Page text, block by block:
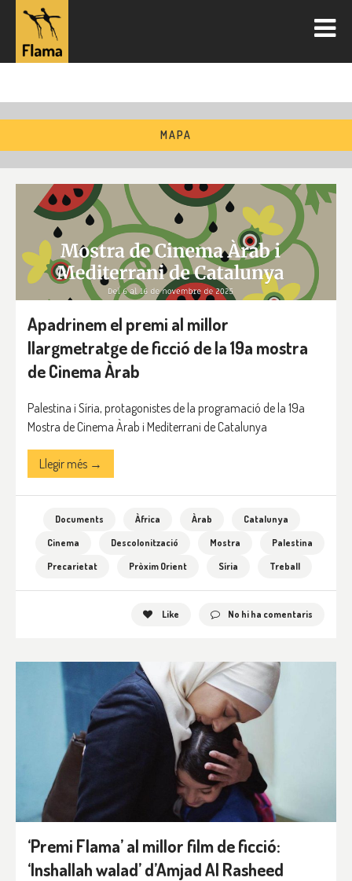
MAPA
Apadrinem el premi al millor
llargmetratge de ficció de la 19a mostra
de Cinema Àrab
Palestina i Síria, protagonistes de la programació de la 19a
Mostra de Cinema Àrab i Mediterrani de Catalunya
Llegir més →
Documents Àfrica Àrab
Catalunya
Cinema
Descolonització Mostra
Palestina
Precarietat
Pròxim Orient Síria Treball
Like No hi ha comentaris
‘Premi Flama’ al millor film de ficció:
‘Inshallah walad’ d’Amjad Al Rasheed